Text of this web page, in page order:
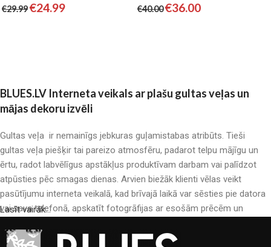
€29.99€24.99 €40.00€36.00
BLUES.LV Interneta veikals ar plašu gultas veļas un
mājas dekoru izvēli
Gultas veļa ir nemainīgs jebkuras guļamistabas atribūts. Tieši
gultas veļa piešķir tai pareizo atmosfēru, padarot telpu mājīgu un
ērtu, radot labvēlīgus apstākļus produktīvam darbam vai palīdzot
atpūsties pēc smagas dienas. Arvien biežāk klienti vēlas veikt
pasūtījumu interneta veikalā, kad brīvajā laikā var sēsties pie datora
vai sava telefonā, apskatīt fotogrāfijas ar esošām prēcēm un
veļas katalogs: pieejamas gan kokvilnas, gan kokvilna satīna gultas
Lasīt vairāk...